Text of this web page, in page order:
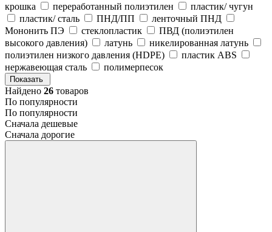
крошка
переработанный полиэтилен
пластик/ чугун
пластик/ сталь
ПНД/ПП
ленточный ПНД
Мононить ПЭ
стеклопластик
ПВД (полиэтилен
высокого давления)
латунь
никелированная латунь
полиэтилен низкого давления (HDPE)
пластик ABS
нержавеющая сталь
полимерпесок
Показать
Найдено 26 товаров
По популярности
По популярности
Сначала дешевые
Сначала дорогие